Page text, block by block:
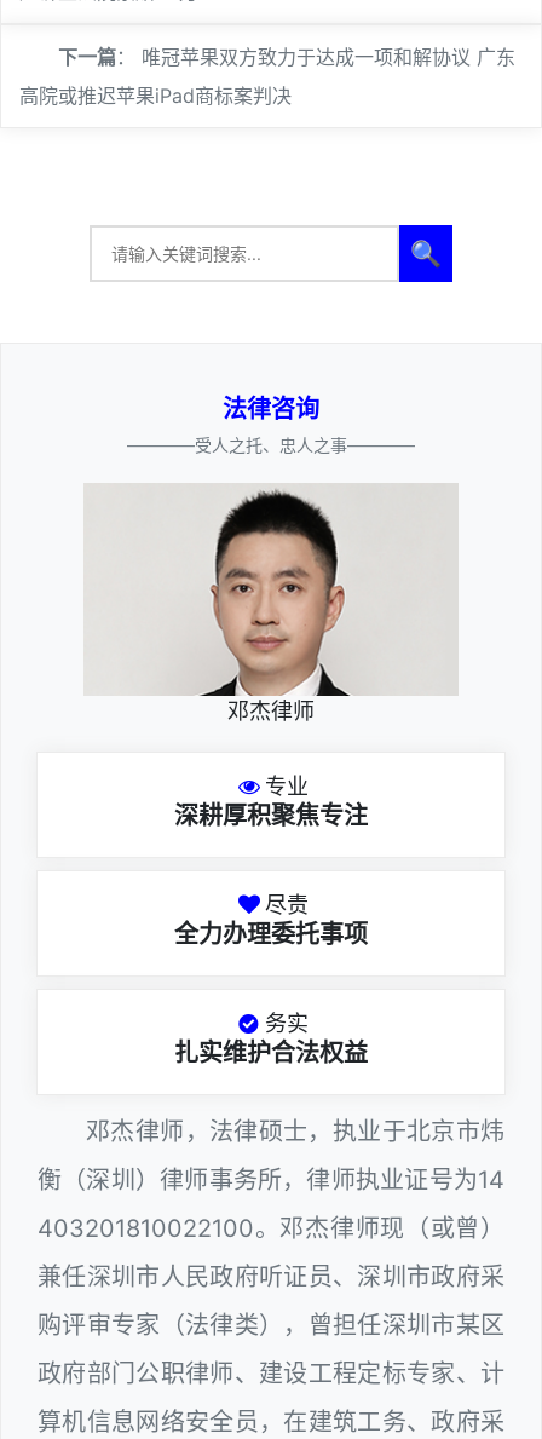
下一篇： 唯冠苹果双方致力于达成一项和解协议 广东
高院或推迟苹果iPad商标案判决
🔍
法律咨询
————受人之托、忠人之事————
邓杰律师
专业
深耕厚积聚焦专注
尽责
全力办理委托事项
务实
扎实维护合法权益
邓杰律师，法律硕士，执业于北京市炜
衡（深圳）律师事务所，律师执业证号为14
403201810022100。邓杰律师现（或曾）
兼任深圳市人民政府听证员、深圳市政府采
购评审专家（法律类），曾担任深圳市某区
政府部门公职律师、建设工程定标专家、计
算机信息网络安全员，在建筑工务、政府采